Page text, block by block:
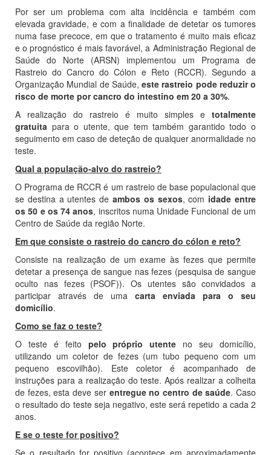
Por ser um problema com alta incidência e também com
elevada gravidade, e com a finalidade de detetar os tumores
numa fase precoce, em que o tratamento é muito mais eficaz
e o prognóstico é mais favorável, a Administração Regional de
Saúde do Norte (ARSN) implementou um Programa de
Rastreio do Cancro do Cólon e Reto (RCCR). Segundo a
Organização Mundial de Saúde, este rastreio pode reduzir o
risco de morte por cancro do intestino em 20 a 30%.
A realização do rastreio é muito simples e totalmente
gratuita para o utente, que tem também garantido todo o
seguimento em caso de deteção de qualquer anormalidade no
teste.
Qual a população-alvo do rastreio?
O Programa de RCCR é um rastreio de base populacional que
se destina a utentes de ambos os sexos, com idade entre
os 50 e os 74 anos, inscritos numa Unidade Funcional de um
Centro de Saúde da região Norte.
Em que consiste o rastreio do cancro do cólon e reto?
Consiste na realização de um exame às fezes que permite
detetar a presença de sangue nas fezes (pesquisa de sangue
oculto nas fezes (PSOF)). Os utentes são convidados a
participar através de uma carta enviada para o seu
domicílio.
Como se faz o teste?
O teste é feito pelo próprio utente no seu domicílio,
utilizando um coletor de fezes (um tubo pequeno com um
pequeno escovilhão). Este coletor é acompanhado de
instruções para a realização do teste. Após realizar a colheita
de fezes, esta deve ser entregue no centro de saúde. Caso
o resultado do teste seja negativo, este será repetido a cada 2
anos.
E se o teste for positivo?
Se o resultado for positivo (acontece em aproximadamente